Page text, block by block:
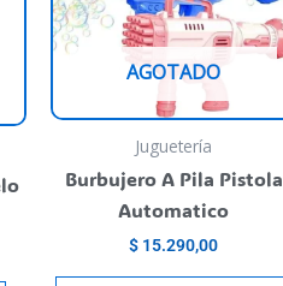
AGOTADO
Juguetería
Burbujero A Pila Pistola
Automatico
$ 15.290,00